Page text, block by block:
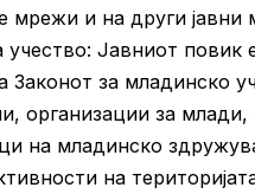
мрежи и на други јавни
учество: Јавниот
Законот за младинско
организации за
на младинско
на